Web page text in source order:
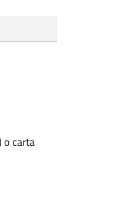
o carta